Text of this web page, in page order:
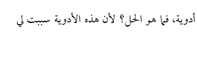
فما هو الحل؟ لأن هذه الأدوية سببت لي